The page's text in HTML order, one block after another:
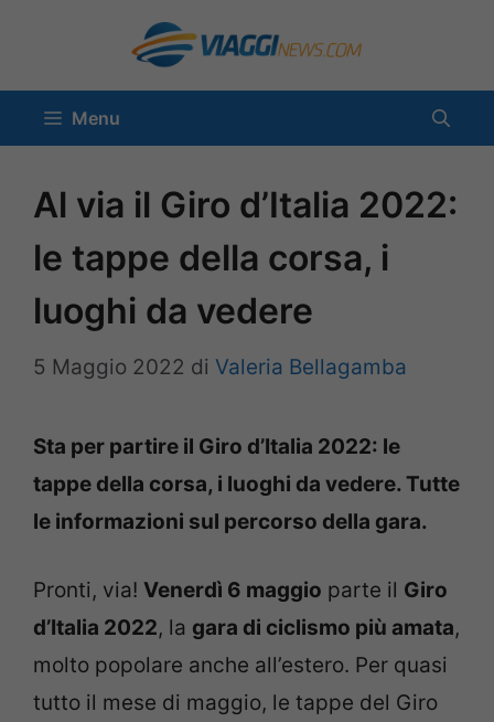
contenuto
Menu
Al via il Giro d’Italia 2022:
le tappe della corsa, i
luoghi da vedere
5 Maggio 2022 di Valeria Bellagamba
Sta per partire il Giro d’Italia 2022: le
tappe della corsa, i luoghi da vedere. Tutte
le informazioni sul percorso della gara.
Pronti, via! Venerdì 6 maggio parte il Giro
d’Italia 2022, la gara di ciclismo più amata,
molto popolare anche all’estero. Per quasi
tutto il mese di maggio, le tappe del Giro